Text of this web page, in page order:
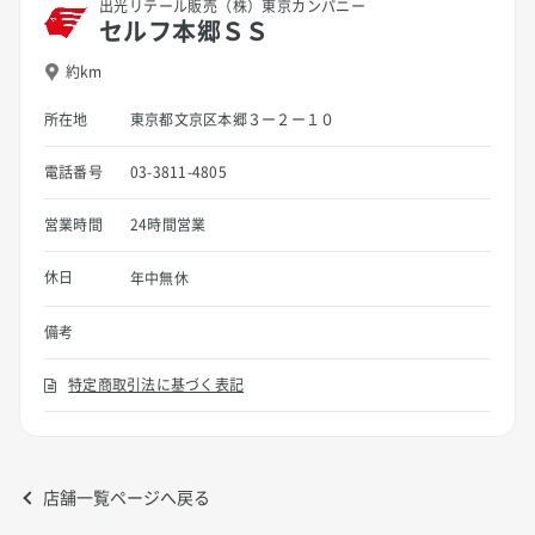
出光リテール販売（株）東京カンパニー
セルフ本郷ＳＳ
約km
所在地 東京都文京区本郷３ー２ー１０
電話番号 03-3811-4805
営業時間 24時間営業
休日 年中無休
備考
特定商取引法に基づく表記
店舗一覧ページへ戻る